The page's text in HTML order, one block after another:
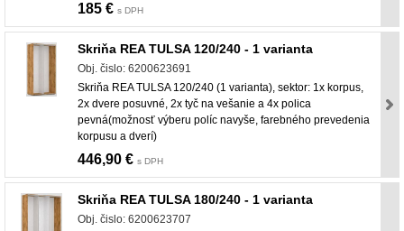
185 € s DPH
Skriňa REA TULSA 120/240 - 1 varianta
Obj. čislo: 6200623691
Skriňa REA TULSA 120/240 (1 varianta), sektor: 1x korpus,
2x dvere posuvné, 2x tyč na vešanie a 4x polica
pevná(možnosť výberu políc navyše, farebného prevedenia
korpusu a dverí)
446,90 € s DPH
Skriňa REA TULSA 180/240 - 1 varianta
Obj. čislo: 6200623707